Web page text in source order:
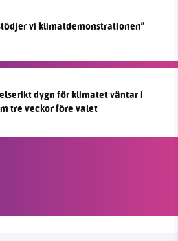
vi klimatdemonstrationen”
dygn för klimatet väntar i
tre veckor före valet